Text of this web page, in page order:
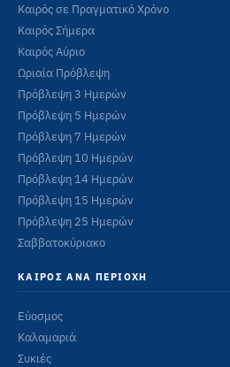
Καιρός σε Πραγματικό Χρόνο
Καιρός Σήμερα
Καιρός Αύριο
Ωριαία Πρόβλεψη
Πρόβλεψη 3 Ημερών
Πρόβλεψη 5 Ημερών
Πρόβλεψη 7 Ημερών
Πρόβλεψη 10 Ημερών
Πρόβλεψη 14 Ημερών
Πρόβλεψη 15 Ημερών
Πρόβλεψη 25 Ημερών
Σαββατοκύριακο
ΚΑΙΡΌΣ ΑΝΆ ΠΕΡΙΟΧΉ
Εύοσμος
Καλαμαριά
Συκιές